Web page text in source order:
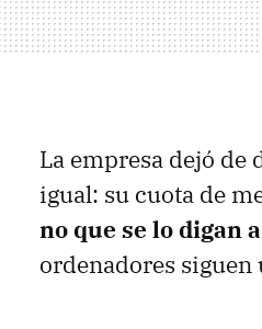
La empresa dejó de
igual: su cuota de
no que se lo digan
ordenadores